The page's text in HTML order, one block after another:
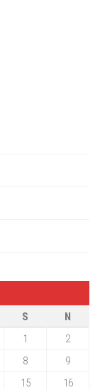
S N
1
2
8
9
15
16